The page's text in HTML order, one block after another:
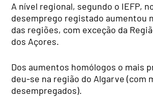
A nível regional, segundo o IEFP,
desemprego registado aumentou
das regiões, com exceção da
dos Açores.
Dos aumentos homólogos o mais
deu-se na região do Algarve (com
desempregados).